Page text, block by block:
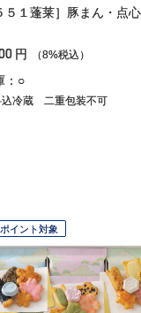
５１蓬莱］豚まん・点
円 （8%税込）
：○
冷蔵 二重包装不可
ポイント対象